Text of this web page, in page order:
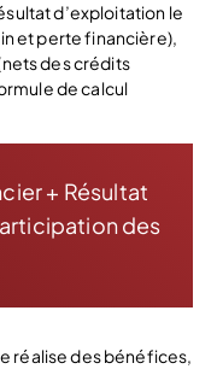
d’exploitation le
et perte financière),
des crédits
de calcul
+ Résultat
des
réalise des bénéfices,